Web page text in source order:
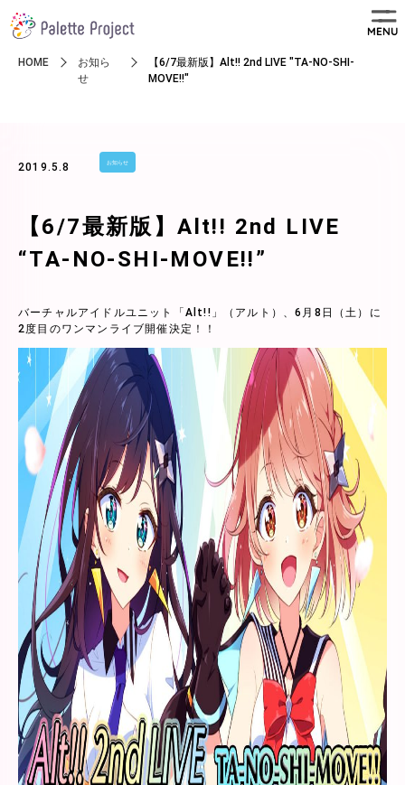
MENU
HOME
お知ら
せ
【6/7最新版】Alt!! 2nd LIVE "TA-NO-SHI-
MOVE!!"
2019.5.8 お知らせ
【6/7最新版】Alt!! 2nd LIVE
“TA-NO-SHI-MOVE!!”
バーチャルアイドルユニット「Alt!!」（アルト）、6月8日（土）に
2度目のワンマンライブ開催決定！！